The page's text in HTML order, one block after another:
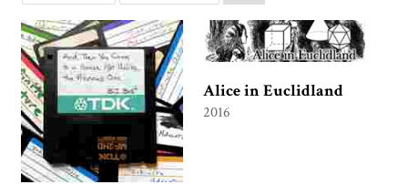
Alice in Euclidland
2016